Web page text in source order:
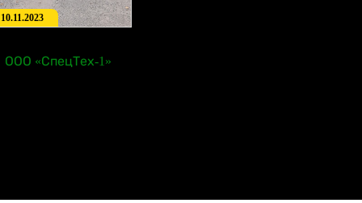
10.11.2023
ООО «СпецТех-1»